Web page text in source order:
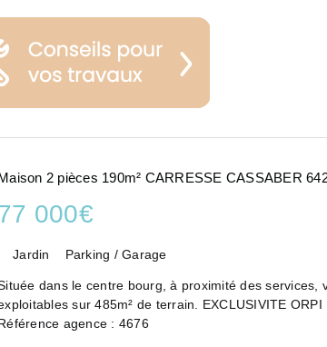
2 pièces 190m² CARRESSE CASSABER
000€
Jardin Parking / Garage
dans le centre bourg, à proximité des
sur 485m² de terrain. EXCLUSIVITE ORPI
agence : 4676